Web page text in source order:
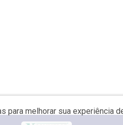
para melhorar sua experiência